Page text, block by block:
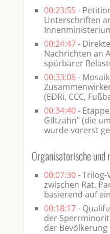
00:23:55-
Unterschriften
00:24:47-
Nachrichten an
spürbarer
00:33:08-
(EDRi, CCC,
00:34:40-
Giftzahn" (die
wurde vorerst
Organisatorische
00:07:30-
zwischen Rat,
basierend auf
00:18:17-
der
der